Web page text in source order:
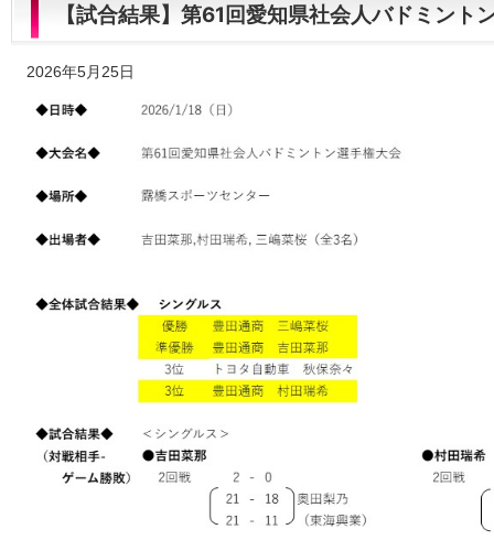
【試合結果】第61回愛知県社会人バドミント
2026年5月25日